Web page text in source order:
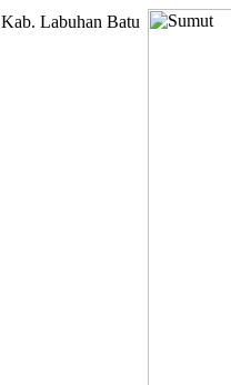
Kab. Labuhan Batu